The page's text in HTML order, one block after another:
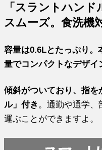
「スラントハン
スムーズ。食洗機
容量は0.6Lとたっぷり。
量でコンパクトなデザイ
傾斜がついており、指を
ル」付き 。通勤や通学、
運ぶことができますよ。